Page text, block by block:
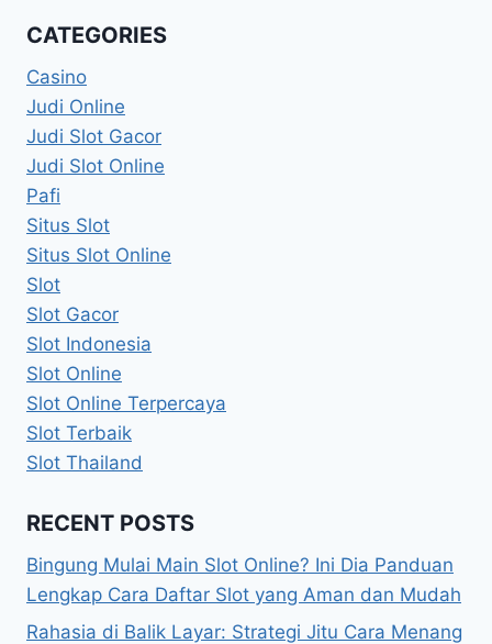
CATEGORIES
Casino
Judi Online
Judi Slot Gacor
Judi Slot Online
Pafi
Situs Slot
Situs Slot Online
Slot
Slot Gacor
Slot Indonesia
Slot Online
Slot Online Terpercaya
Slot Terbaik
Slot Thailand
RECENT POSTS
Bingung Mulai Main Slot Online? Ini Dia Panduan
Lengkap Cara Daftar Slot yang Aman dan Mudah
Rahasia di Balik Layar: Strategi Jitu Cara Menang